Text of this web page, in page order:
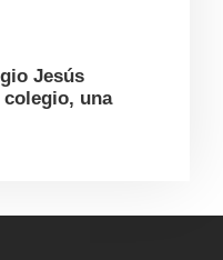
Jesús
colegio, una